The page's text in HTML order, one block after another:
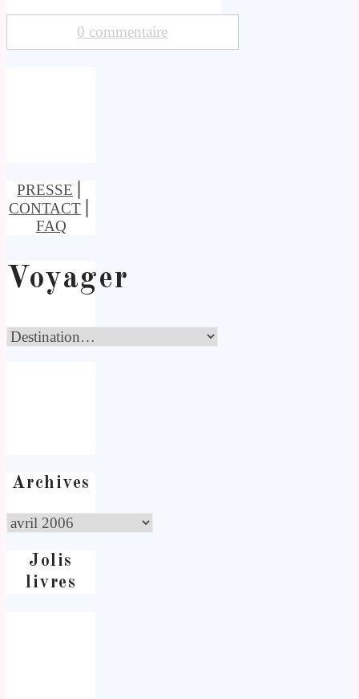
0 commentaire
PRESSE
CONTACT
FAQ
Voyager
Archives
Jolis
livres